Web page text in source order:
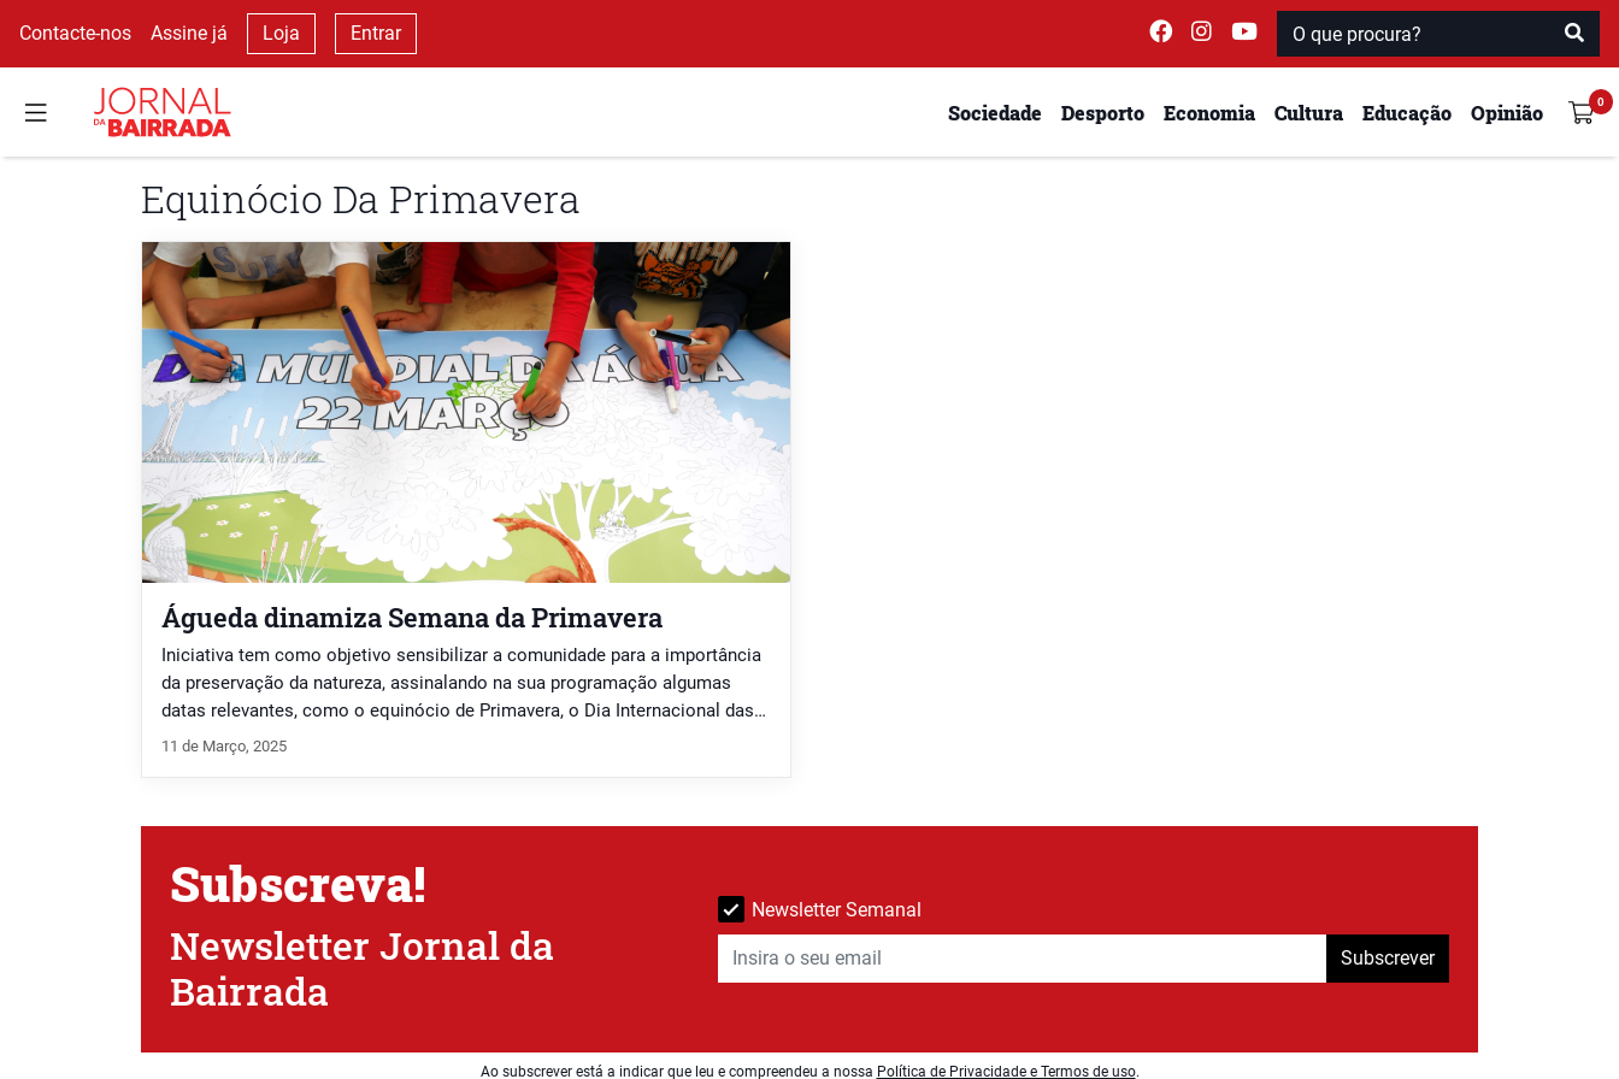
Contacte-nos Assine já Loja Entrar
Sociedade Desporto Economia Cultura Educação Opinião
Equinócio Da Primavera
Águeda dinamiza Semana da Primavera
Iniciativa tem como objetivo sensibilizar a comunidade para a importância
da preservação da natureza, assinalando na sua programação algumas
datas relevantes, como o equinócio de Primavera, o Dia Internacional das
Florestas/Dia Mundial da Árvore e o Dia Mundial da Água.
11 de Março, 2025
Subscreva!
Newsletter Jornal da
Bairrada
Newsletter Semanal
Subscrever
Ao subscrever está a indicar que leu e compreendeu a nossa Política de Privacidade e Termos de uso.